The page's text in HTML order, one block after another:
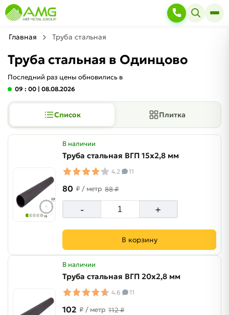
Главная Труба стальная
Труба стальная в Одинцово
Последний раз цены обновились в
09 : 00 | 08.08.2026
Список Плитка
В наличии
Труба стальная ВГП 15х2,8 мм
4.2 11
80 ₽ / метр 88 ₽
- +
В корзину
В наличии
Труба стальная ВГП 20х2,8 мм
4.6 11
102 ₽ / метр 112 ₽